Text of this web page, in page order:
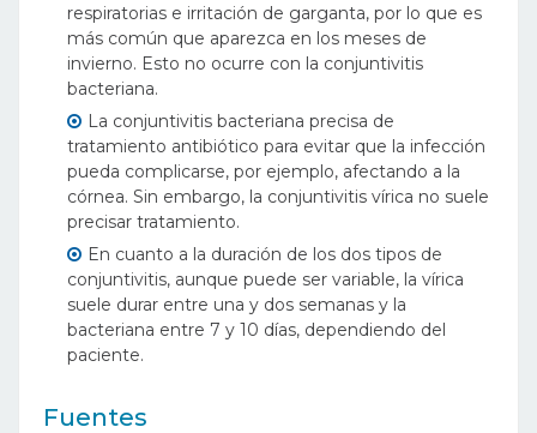
respiratorias e irritación de garganta, por lo que es
más común que aparezca en los meses de
invierno. Esto no ocurre con la conjuntivitis
bacteriana.
La conjuntivitis bacteriana precisa de
tratamiento antibiótico para evitar que la infección
pueda complicarse, por ejemplo, afectando a la
córnea. Sin embargo, la conjuntivitis vírica no suele
precisar tratamiento.
En cuanto a la duración de los dos tipos de
conjuntivitis, aunque puede ser variable, la vírica
suele durar entre una y dos semanas y la
bacteriana entre 7 y 10 días, dependiendo del
paciente.
Fuentes